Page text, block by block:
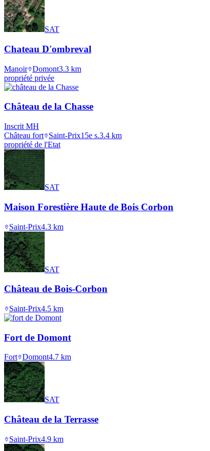
SAT
Chateau D'ombreval
Manoir Domont3.3 km
propriété privée
Château de la Chasse
Inscrit MH
Château fort
Saint-Prix15e s.3.4 km
propriété de l'Etat
SAT
Maison Forestière Haute de Bois Corbon
Saint-Prix4.3 km
SAT
Château de Bois-Corbon
Saint-Prix4.5 km
Fort de Domont
Fort Domont4.7 km
SAT
Château de la Terrasse
Saint-Prix4.9 km